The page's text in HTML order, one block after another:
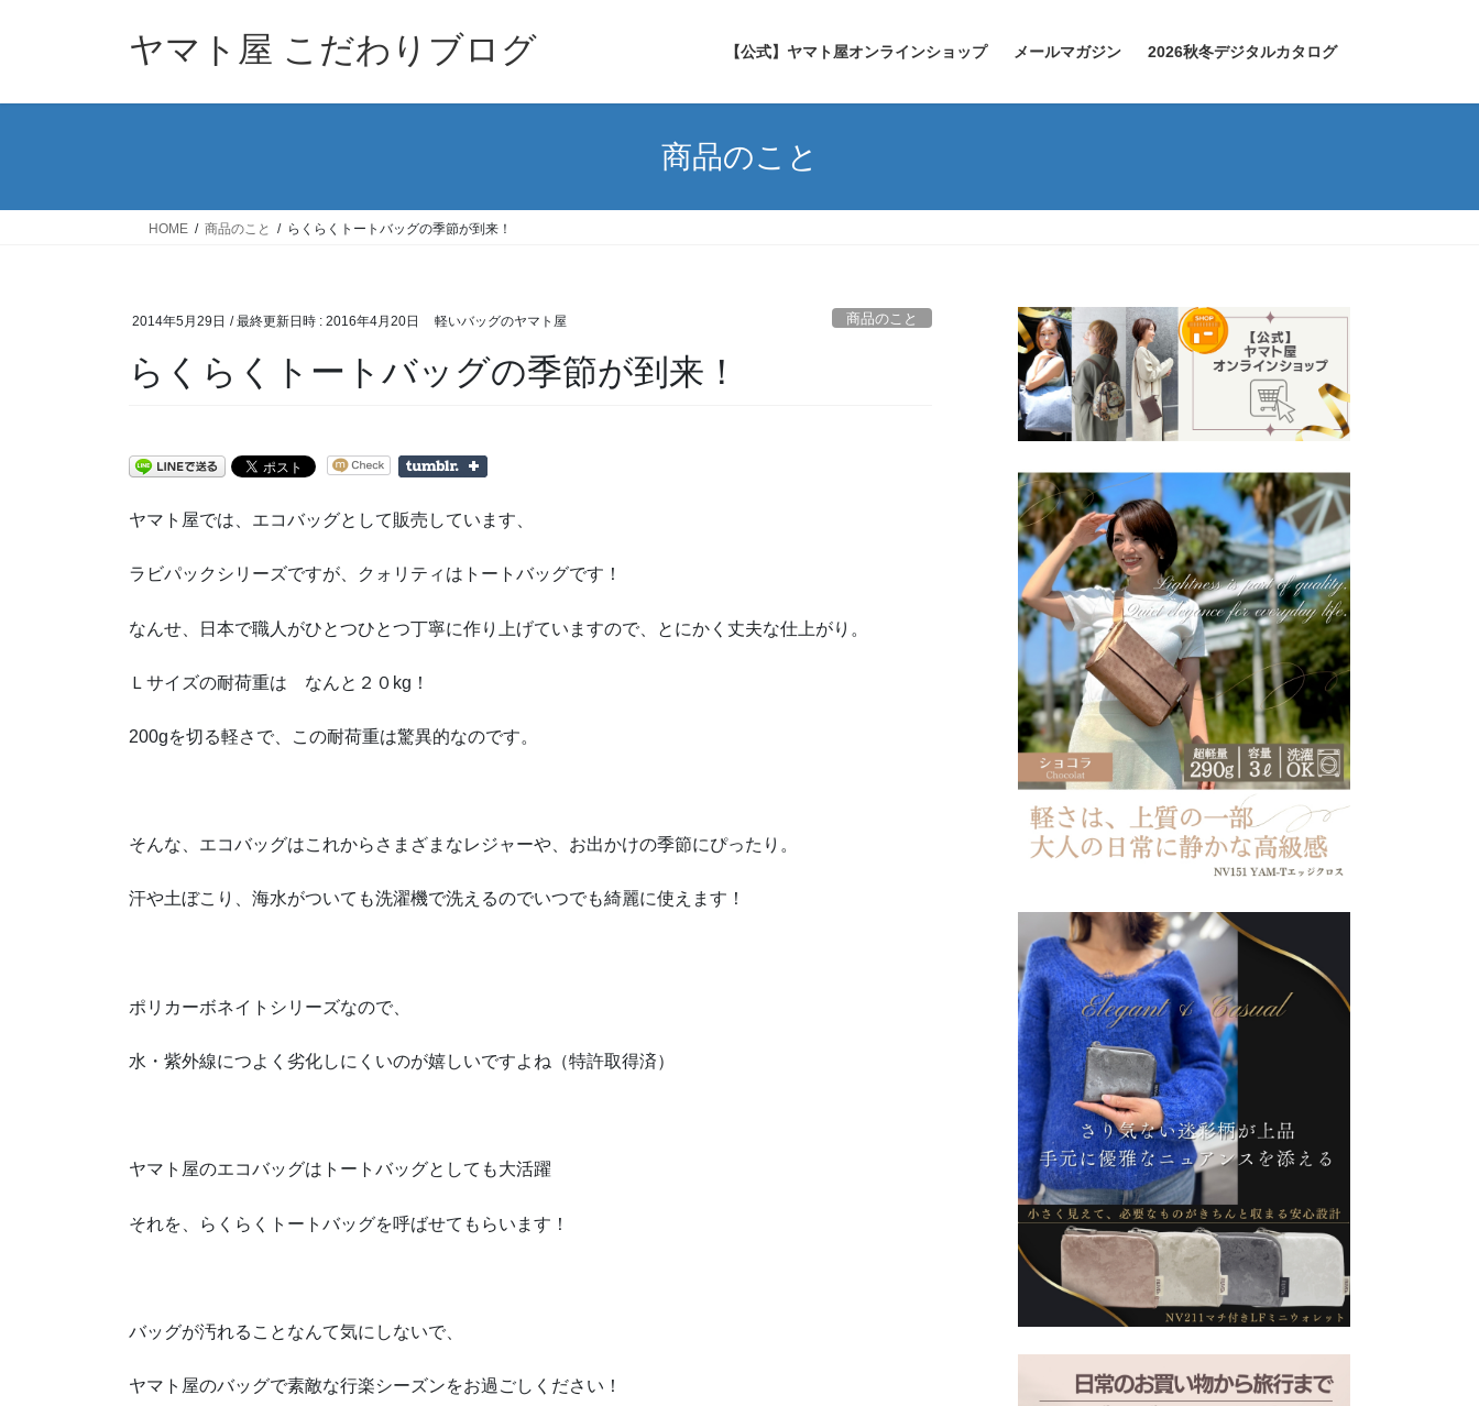
ヤマト屋 こだわりブログ 【公式】ヤマト屋オンラインショップ メールマガジン 2026秋冬デジタルカタログ
商品のこと
HOME 商品のこと らくらくトートバッグの季節が到来！
2014年5月29日 / 最終更新日時 : 2016年4月20日 軽いバッグのヤマト屋 商品のこと
らくらくトートバッグの季節が到来！
ヤマト屋では、エコバッグとして販売しています、
ラビパックシリーズですが、クォリティはトートバッグです！
なんせ、日本で職人がひとつひとつ丁寧に作り上げていますので、とにかく丈夫な仕上がり。
Ｌサイズの耐荷重は なんと２０kg！
200gを切る軽さで、この耐荷重は驚異的なのです。
そんな、エコバッグはこれからさまざまなレジャーや、お出かけの季節にぴったり。
汗や土ぼこり、海水がついても洗濯機で洗えるのでいつでも綺麗に使えます！
ポリカーボネイトシリーズなので、
水・紫外線につよく劣化しにくいのが嬉しいですよね（特許取得済）
ヤマト屋のエコバッグはトートバッグとしても大活躍
それを、らくらくトートバッグを呼ばせてもらいます！
バッグが汚れることなんて気にしないで、
ヤマト屋のバッグで素敵な行楽シーズンをお過ごしください！